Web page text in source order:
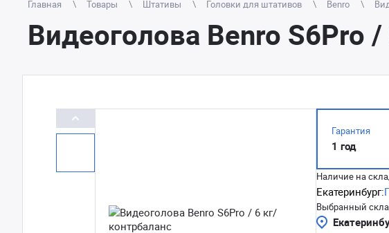
Главная Товары Штативы Головки для штативов Benro
Видеоголова Benro S6Pro
Гарантия
1 год
Наличие на
Екатеринбург:
Выбранный